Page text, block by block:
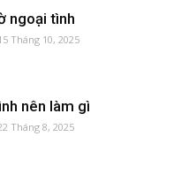
ngoại tình
Tháng 10, 2025
nên làm gì
Tháng 8, 2025